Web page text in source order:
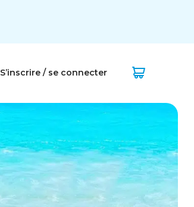
S’inscrire / se connecter